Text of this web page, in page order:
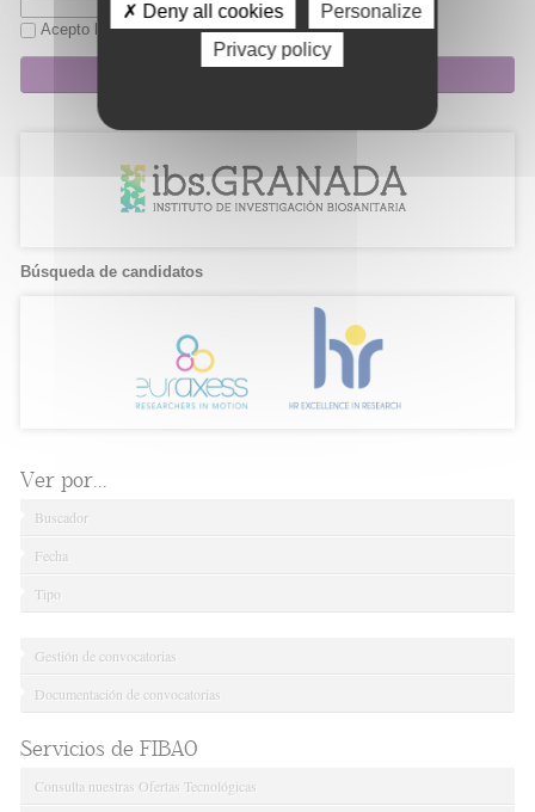
Acepto lapolítica de privacidad
Suscripción
Búsqueda de candidatos
Ver por...
Buscador
Fecha
Tipo
Gestión de convocatorias
Documentación de convocatorias
Servicios de FIBAO
Consulta nuestras Ofertas Tecnológicas
✗ Deny all cookies
Personalize
Privacy policy